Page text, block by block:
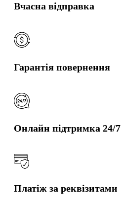
Вчасна відправка
Гарантія повернення
Онлайн підтримка 24/7
Платіж за реквізитами